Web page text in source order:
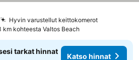
Hyvin varustellut keittokomerotKatso
km kohteesta Valtos Beach
tarkat hinnat
Katso hinnat